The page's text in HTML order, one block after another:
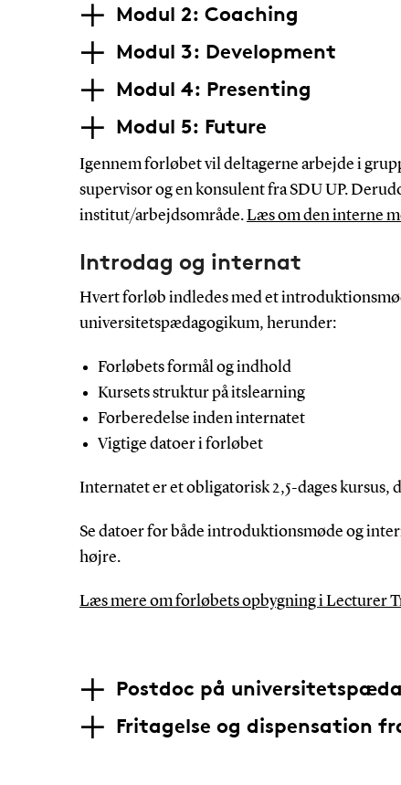
Modul 2: Coaching
Modul 3: Development
Modul 4: Presenting
Modul 5: Future
Igennem forløbet vil deltagerne arbejde i
supervisor og en konsulent fra SDU UP.
institut/arbejdsområde.Læs om den interne
Introdag og internat
Hvert forløb indledes med et
universitetspædagogikum, herunder:
Forløbets formål og indhold
Kursets struktur på itslearning
Forberedelse inden internatet
Vigtige datoer i forløbet
Internatet er et obligatorisk 2,5-dages kursus,
Se datoer for både introduktionsmøde og
højre.
Læs mere om forløbets opbygning i Lecturer
Postdoc på
Fritagelse og dispensation